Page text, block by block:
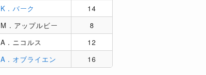
K．バーク
14
M．アップルビー
8
A．ニコルス
12
A．オブライエン 16